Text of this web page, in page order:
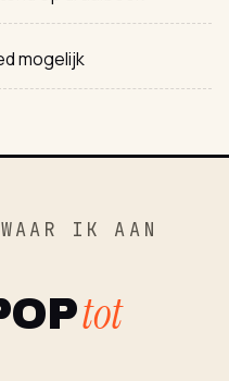
mogelijk
IK AAN
tot